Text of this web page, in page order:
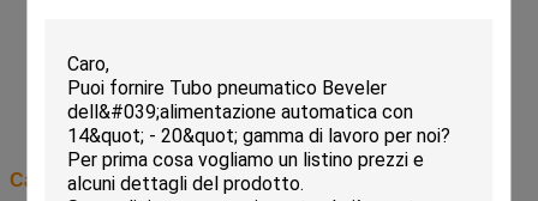
Stabilimento chimico
Centrale atomica
Stabilimento di fabbricazione & montaggio
Costruzione & riparazione di nave
Caratteristiche